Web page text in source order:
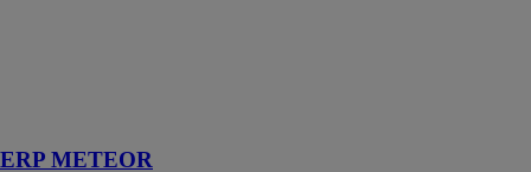
ERP METEOR